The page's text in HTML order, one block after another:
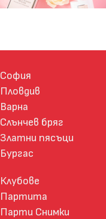
София
Пловдив
Варна
Слънчев бряг
Златни пясъци
Бургас
Клубове
Партита
Парти Снимки